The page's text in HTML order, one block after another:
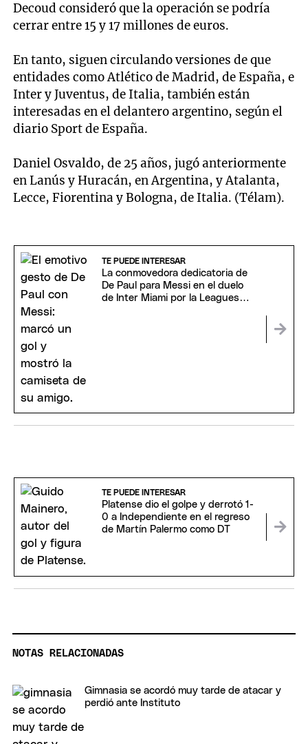
Decoud consideró que la operación se podría
cerrar entre 15 y 17 millones de euros.
En tanto, siguen circulando versiones de que
entidades como Atlético de Madrid, de España, e
Inter y Juventus, de Italia, también están
interesadas en el delantero argentino, según el
diario Sport de España.
Daniel Osvaldo, de 25 años, jugó anteriormente
en Lanús y Huracán, en Argentina, y Atalanta,
Lecce, Fiorentina y Bologna, de Italia. (Télam).
TE PUEDE INTERESAR
La conmovedora dedicatoria de
De Paul para Messi en el duelo
de Inter Miami por la Leagues
TE PUEDE INTERESAR
Platense dio el golpe y derrotó 1-
0 a Independiente en el regreso
de Martín Palermo como DT
NOTAS RELACIONADAS
Gimnasia se acordó muy tarde de atacar y
perdió ante Instituto